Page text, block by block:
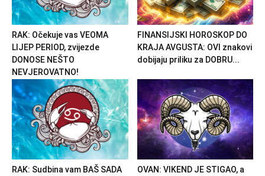
RAK: Očekuje vas VEOMA
LIJEP PERIOD, zvijezde
DONOSE NEŠTO
NEVJEROVATNO!
FINANSIJSKI HOROSKOP DO
KRAJA AVGUSTA: OVI znakovi
dobijaju priliku za DOBRU...
RAK: Sudbina vam BAŠ SADA
OVAN: VIKEND JE STIGAO, a